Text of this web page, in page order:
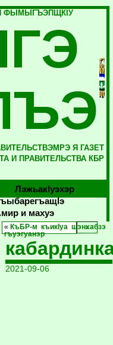
ФЫМЫГЪЭПЩКIУ
Я ГАЗЕТ
И ПРАВИТЕЛЬСТВА КБР
Лэжьакlуэхэр
и махуэ
« КъБР-м къикIуа щэнхабзэ
гъуэгуанэр
2021-09-06